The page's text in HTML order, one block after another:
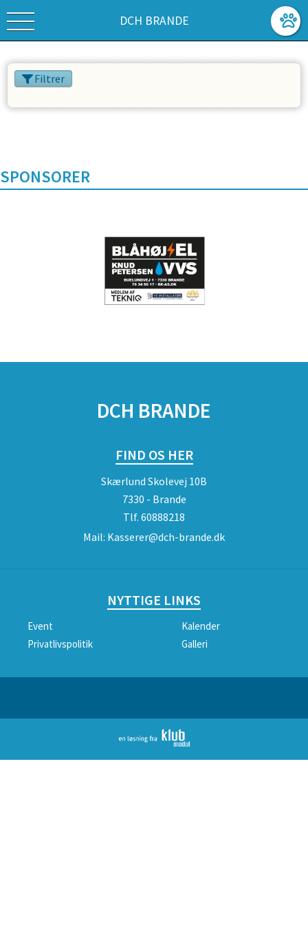
DCH BRANDE
Filtrer
SPONSORER
DCH BRANDE
FIND OS HER
Skærlund Skolevej 10B
7330 - Brande
Tlf. 60888218
Mail: Kasserer@dch-brande.dk
NYTTIGE LINKS
Event
Kalender
Privatlivspolitik
Galleri